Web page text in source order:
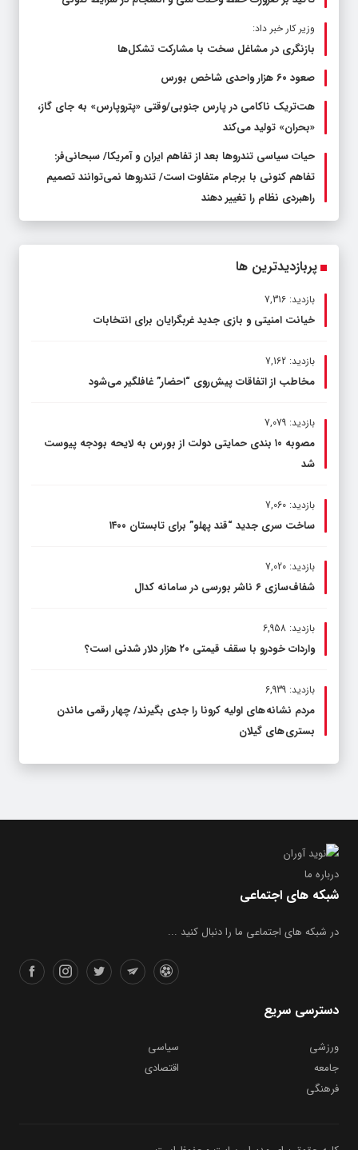
وزیر کار خبر داد:
بازنگری در مشاغل سخت با مشارکت تشکل‌ها
صعود ۶۰ هزار واحدی شاخص بورس
هت‌تریک ناکامی در پارس جنوبی/وقتی «پتروپارس» به جای گاز،
«بحران» تولید می‌کند
حیات سیاسی تندروها بعد از تفاهم ایران و آمریکا/ سبحانی‌فر:
تفاهم کنونی با برجام متفاوت است/ تندروها نمی‌توانند تصمیم
راهبردی نظام را تغییر دهند
پربازدیدترین ها
بازدید: 7,316
خیانت امنیتی و بازی جدید غربگرایان برای انتخابات
بازدید: 7,162
مخاطب از اتفاقات پیش‌روی “احضار” غافلگیر می‌شود
بازدید: 7,079
مصوبه ۱۰ بندی حمایتی دولت از بورس به لایحه بودجه پیوست
شد
بازدید: 7,060
ساخت سری جدید “قند پهلو” برای تابستان ۱۴۰۰
بازدید: 7,020
شفاف‌سازی ۶ ناشر بورسی در سامانه کدال
بازدید: 6,958
واردات خودرو با سقف قیمتی ۲۰ هزار دلار شدنی است؟
بازدید: 6,939
مردم نشانه های اولیه کرونا را جدی بگیرند/ چهار رقمی ماندن
بستری های گیلان
درباره ما
شبکه های اجتماعی
در شبکه های اجتماعی ما را دنبال کنید ...
دسترسی سریع
ورزشی
سیاسی
جامعه
اقتصادی
فرهنگی